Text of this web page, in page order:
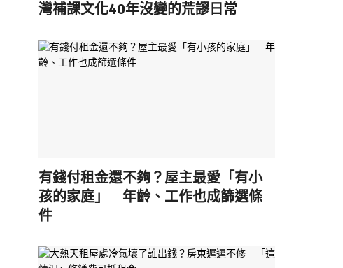
灣補課文化40年沒變的荒謬日常
有錢付租金還不夠？屋主最愛「有小
孩的家庭」 年齡、工作也成篩選條
件